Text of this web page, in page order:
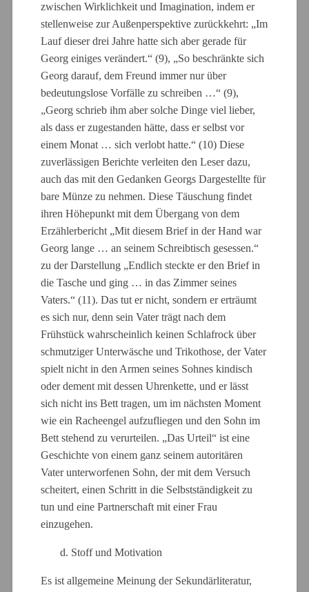
zwischen Wirklichkeit und Imagination, indem er
stellenweise zur Außenperspektive zurückkehrt: „Im
Lauf dieser drei Jahre hatte sich aber gerade für
Georg einiges verändert.“ (9), „So beschränkte sich
Georg darauf, dem Freund immer nur über
bedeutungslose Vorfälle zu schreiben …“ (9),
„Georg schrieb ihm aber solche Dinge viel lieber,
als dass er zugestanden hätte, dass er selbst vor
einem Monat … sich verlobt hatte.“ (10) Diese
zuverlässigen Berichte verleiten den Leser dazu,
auch das mit den Gedanken Georgs Dargestellte für
bare Münze zu nehmen. Diese Täuschung findet
ihren Höhepunkt mit dem Übergang von dem
Erzählerbericht „Mit diesem Brief in der Hand war
Georg lange … an seinem Schreibtisch gesessen.“
zu der Darstellung „Endlich steckte er den Brief in
die Tasche und ging … in das Zimmer seines
Vaters.“ (11). Das tut er nicht, sondern er erträumt
es sich nur, denn sein Vater trägt nach dem
Frühstück wahrscheinlich keinen Schlafrock über
schmutziger Unterwäsche und Trikothose, der Vater
spielt nicht in den Armen seines Sohnes kindisch
oder dement mit dessen Uhrenkette, und er lässt
sich nicht ins Bett tragen, um im nächsten Moment
wie ein Racheengel aufzufliegen und den Sohn im
Bett stehend zu verurteilen. „Das Urteil“ ist eine
Geschichte von einem ganz seinem autoritären
Vater unterworfenen Sohn, der mit dem Versuch
scheitert, einen Schritt in die Selbstständigkeit zu
tun und eine Partnerschaft mit einer Frau
einzugehen.
d. Stoff und Motivation
Es ist allgemeine Meinung der Sekundärliteratur,